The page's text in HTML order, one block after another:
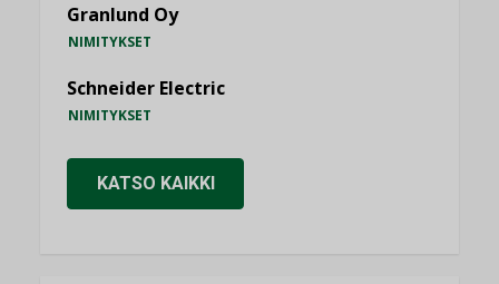
Granlund Oy
NIMITYKSET
Schneider Electric
NIMITYKSET
KATSO KAIKKI